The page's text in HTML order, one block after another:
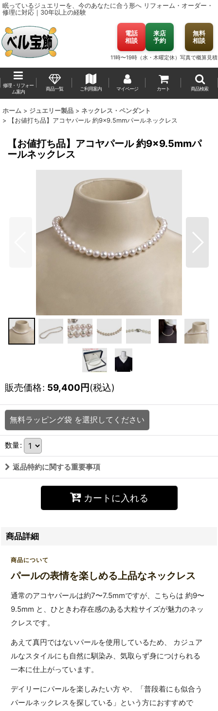
眠っているジュエリーを、今のあなたに合う形へ リフォーム・オーダー・
修理に対応｜30年以上の経験
電話
相談
来店
予約
11時〜19時（水・木曜定休）
無料
相談
写真で概算見積
修理・リフォー
ム案内
商品一覧 ご利用案内 マイページ カート 商品検索
ホーム > ジュエリー製品 > ネックレス・ペンダント
>
【お値打ち品】アコヤパール 約9×9.5mmパールネックレス
【お値打ち品】アコヤパール 約9×9.5mmパ
ールネックレス
販売価格: 59,400 円 (税込)
無料ラッピング袋 を選択してください
数量:
返品特約に関する重要事項
カートに入れる
商品詳細
商品について
パールの表情を楽しめる上品なネックレス
通常のアコヤパールは約7〜7.5mmですが、こちらは 約9〜
9.5mm と、ひときわ存在感のある大粒サイズが魅力のネッ
クレスです。
あえて真円ではないパールを使用しているため、 カジュア
ルなスタイルにも自然に馴染み、気取らず身につけられる
一本に仕上がっています。
デイリーにパールを楽しみたい方 や、「普段着にも似合う
パールネックレスを探している」という方におすすめで